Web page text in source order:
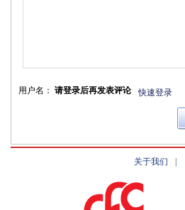
用户名： 请登录后再发表评论 快速登录
关于我们